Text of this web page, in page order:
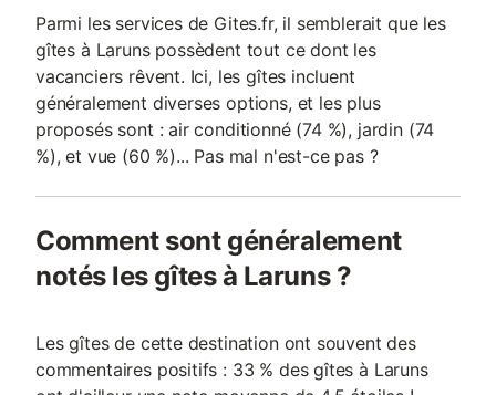
Parmi les services de Gites.fr, il semblerait que les
gîtes à Laruns possèdent tout ce dont les
vacanciers rêvent. Ici, les gîtes incluent
généralement diverses options, et les plus
proposés sont : air conditionné (74 %), jardin (74
%), et vue (60 %)... Pas mal n'est-ce pas ?
Comment sont généralement
notés les gîtes à Laruns ?
Les gîtes de cette destination ont souvent des
commentaires positifs : 33 % des gîtes à Laruns